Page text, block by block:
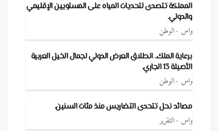
المملكة تتصدى لتحديات المياه على المستويين الإقليمي
والدولي.
واس الوطن
برعاية الملك.. انطلاق العرض الدولي لجمال الخيل العربية
الأصيلة 13 الجاري.
واس الوطن
مصائد نحل تتحدى التضاريس منذ مئات السنين.
واس التقرير